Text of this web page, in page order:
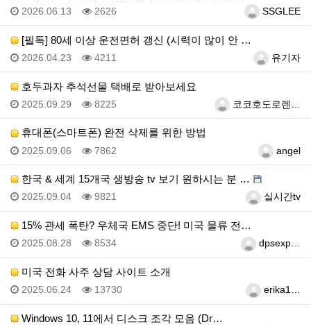
등록자SSGLEE
등록일
2026.06.13 조회
2626
[필독] 80세 이상 운전면허 갱신 (시력이 많이 안 …
등록자유기자
등록일
2026.04.23 조회
4211
호두과자 추석선물 택배로 받아보세요
등록자코코호도로렌…
등록일
2025.09.29 조회
8225
휴대폰(스마트폰) 완전 삭제를 위한 방법
등록자angel
등록일
2025.09.06 조회
7862
한국 & 세계 15개국 생방송 tv 보기 원하시는 분 …
등록자실시간tv
등록일
2025.09.04 조회
9821
15% 관세 폭탄? 우체국 EMS 중단! 미국 물류 전…
등록자dpsexp…
등록일
2025.08.28 조회
8534
미국 전화 사주 상담 사이트 소개
등록자erika1…
등록일
2025.06.24 조회
13730
Windows 10, 11에서 디스크 조각 모음 (Dr…